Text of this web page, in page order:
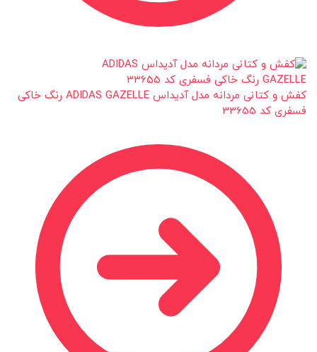
کفش و کتانی مردانه مدل آدیداس ADIDAS GAZELLE رنگ خاکی
فسفری کد 33655